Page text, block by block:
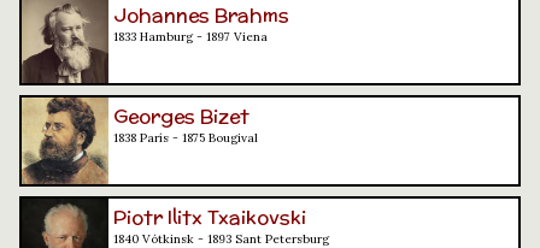
Johannes Brahms
1833 Hamburg - 1897 Viena
Georges Bizet
1838 París - 1875 Bougival
Piotr Ilitx Txaikovski
1840 Vótkinsk - 1893 Sant Petersburg